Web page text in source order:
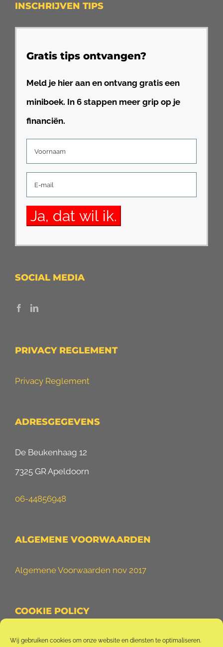
Wij gebruiken cookies om onze website en diensten te optimaliseren.
INSCHRIJVEN TIPS
Gratis tips ontvangen?
Meld je hier aan en ontvang gratis een
miniboek. In 6 stappen meer grip op je
financiën.
SOCIAL MEDIA
PRIVACY REGLEMENT
Privacy Reglement
ADRESGEGEVENS
De Beukenhaag 12
7325 GR Apeldoorn
06-44856948
ALGEMENE VOORWAARDEN
Algemene Voorwaarden nov 2017
COOKIE POLICY
Cookie Policy (EU)